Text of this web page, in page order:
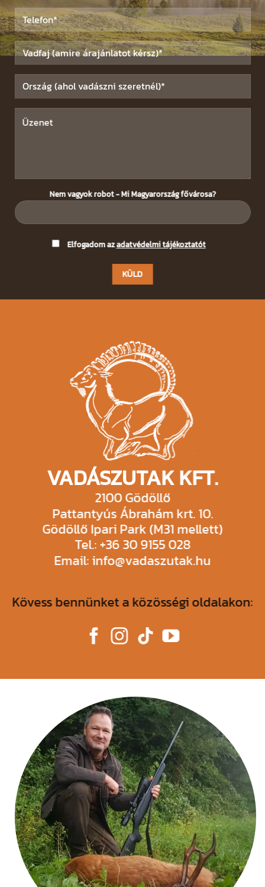
Nem vagyok robot - Mi Magyarország fővárosa?
Elfogadom azadatvédelmi tájékoztatót
VADÁSZUTAK KFT.
2100 Gödöllő
Pattantyús Ábrahám krt. 10.
Gödöllő Ipari Park (M31 mellett)
Tel.: +36 30 9155 028
Email: info@vadaszutak.hu
Kövess bennünket a közösségi oldalakon: